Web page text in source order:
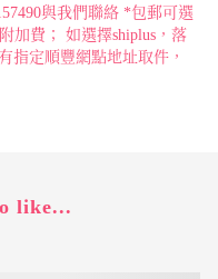
與我們聯絡 *包郵可選
加費； 如選擇shiplus，落
指定順豐網點地址取件，
like...